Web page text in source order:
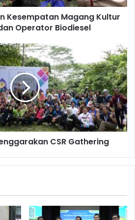
kesempatan mendaftar
BAFCO.[]
Kesempatan Magang Kultur
Operator Biodiesel
CSR Gathering